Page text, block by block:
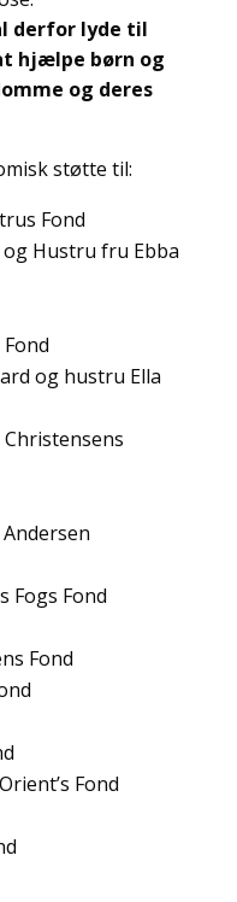
derfor lyde til
hjælpe børn og
og deres
støtte til:
Fond
Hustru fru Ebba
og hustru Ella
Fogs Fond
Fond
Fond